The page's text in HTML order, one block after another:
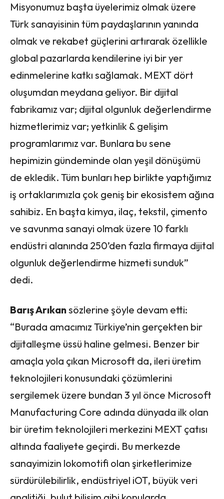
Misyonumuz başta üyelerimiz olmak üzere
Türk sanayisinin tüm paydaşlarının yanında
olmak ve rekabet güçlerini artırarak özellikle
global pazarlarda kendilerine iyi bir yer
edinmelerine katkı sağlamak. MEXT dört
oluşumdan meydana geliyor. Bir dijital
fabrikamız var; dijital olgunluk değerlendirme
hizmetlerimiz var; yetkinlik & gelişim
programlarımız var. Bunlara bu sene
hepimizin gündeminde olan yeşil dönüşümü
de ekledik. Tüm bunları hep birlikte yaptığımız
iş ortaklarımızla çok geniş bir ekosistem ağına
sahibiz. En başta kimya, ilaç, tekstil, çimento
ve savunma sanayi olmak üzere 10 farklı
endüstri alanında 250’den fazla firmaya dijital
olgunluk değerlendirme hizmeti sunduk”
dedi.
Barış Arıkansözlerine şöyle devam etti:
“Burada amacımız Türkiye’nin gerçekten bir
dijitalleşme üssü haline gelmesi. Benzer bir
amaçla yola çıkan Microsoft da, ileri üretim
teknolojileri konusundaki çözümlerini
sergilemek üzere bundan 3 yıl önce Microsoft
Manufacturing Core adında dünyada ilk olan
bir üretim teknolojileri merkezini MEXT çatısı
altında faaliyete geçirdi. Bu merkezde
sanayimizin lokomotifi olan şirketlerimize
sürdürülebilirlik, endüstriyel iOT, büyük veri